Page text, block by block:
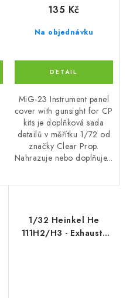
Na objednávku
135 Kč
MiG-23 Instrument panel
cover with gunsight for CP
kits je doplňková sada
detailů v měřítku 1/72 od
značky Clear Prop.
Nahrazuje nebo doplňuje...
1/32 Heinkel He
111H2/H3 - Exhausts